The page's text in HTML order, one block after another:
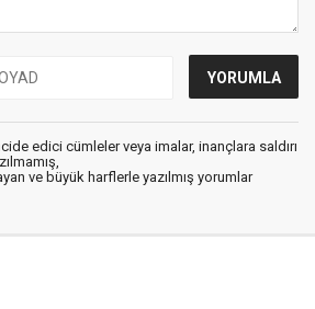
edici cümleler veya imalar, inançlara saldırı
ve büyük harflerle yazılmış yorumlar